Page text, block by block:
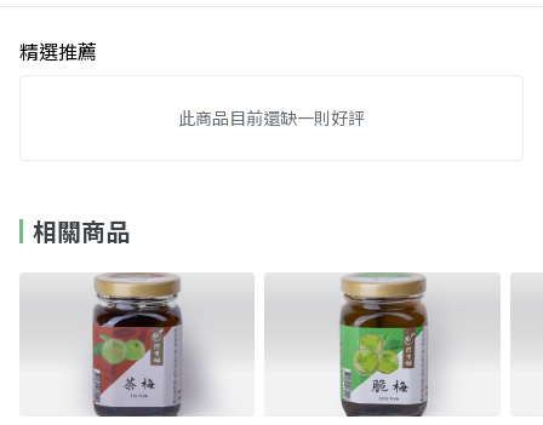
精選推薦
此商品目前還缺一則好評
相關商品